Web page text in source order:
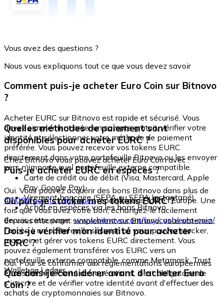
Vous avez des questions ?
Nous vous expliquons tout ce que vous devez savoir
Comment puis-je acheter Euro Coin sur Bitnovo
?
Acheter EURC sur Bitnovo est rapide et sécurisé. Vous
devez simplement créer un compte gratuit, vérifier votre
identité et sélectionner votre méthode de paiement
préférée. Vous pouvez recevoir vos tokens EURC
directement dans votre portefeuille Bitnovo ou les envoyer
vers n'importe quel portefeuille externe compatible.
Quelles méthodes de paiement sont
disponibles pour acheter EURC ?
Chez Bitnovo vous pouvez acheter Euro Coin avec :
Carte de crédit ou de débit (Visa, Mastercard, Apple
Pay, Google Pay)
Virement bancaire (SEPA ou SEPA Instantané)
Achat en espèces via les bons Bitnovo
Puis-je acheter EURC en espèces ?
Oui. Vous pouvez acquérir des bons Bitnovo dans plus de
40 000 points physiquesrépartis dans toute l'Europe. Une
fois que vous avez votre bon, échangez-le facilement
depuis cette page :www.bitnovo.com/buy/cash/euro-coin/
Où puis-je stocker mes tokens EURC ?
En vous inscrivant simplement sur Bitnovo, vous obtenez
l'accès à un portefeuille sécurisé où vous pouvez stocker,
recevoir et gérer vos tokens EURC directement. Vous
pouvez également transférer vos EURC vers un
portefeuille externe compatible, comme Metamask, Trust
Wallet ou Ledger.
Dois-je vérifier mon identité pour acheter
EURC ?
Oui. Pour se conformer aux réglementations européennes
et assurer la sécurité des opérations, il est obligatoire de
s'inscrire et de vérifier votre identité avant d'effectuer des
achats de cryptomonnaies sur Bitnovo.
Que dois-je considérer avant d'acheter Euro
Coin ?